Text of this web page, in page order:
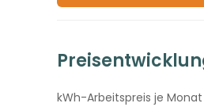
kWh-Arbeitspreis je Monat